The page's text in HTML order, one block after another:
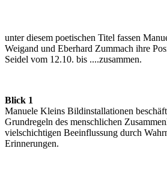
unter diesem poetischen Titel fassen
Weigand und Eberhard Zummach ihre
Seidel vom 12.10. bis ....zusammen.
Blick 1
Manuele Kleins Bildinstallationen
Grundregeln des menschlichen
vielschichtigen Beeinflussung durch
Erinnerungen.